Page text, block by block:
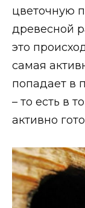
цветочную
древесной
это
самая
попадает в
– то есть в
активно